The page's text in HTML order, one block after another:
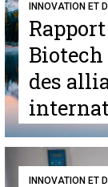
INNOVATION ET
Biotech
des
INNOVATION ET